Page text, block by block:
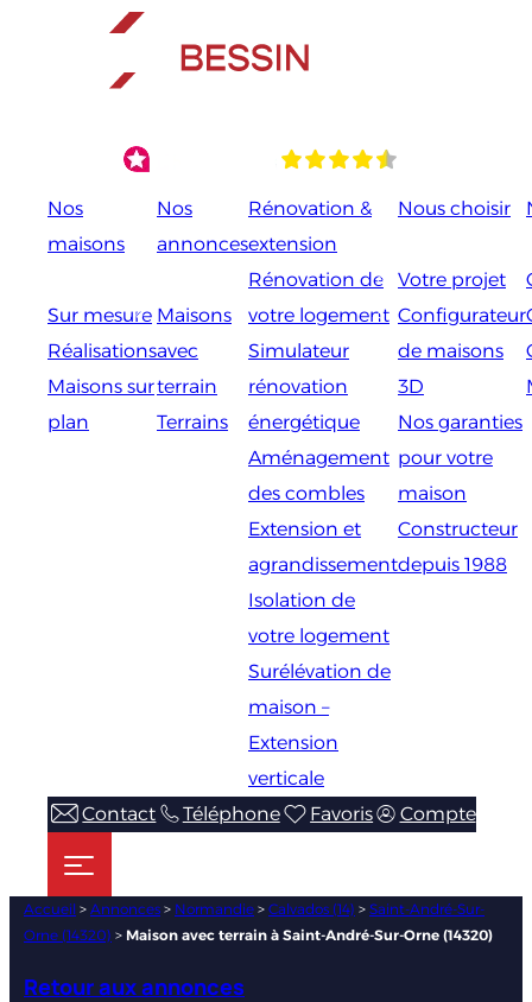
Nos
maisons
Sur mesure
Réalisations
Maisons sur
plan
Nos
annonces
Maisons
avec
terrain
Terrains
Rénovation &
extension
Rénovation de
votre logement
Simulateur
rénovation
énergétique
Aménagement
des combles
Extension et
agrandissement
Isolation de
votre logement
Surélévation de
maison –
Extension
verticale
Nous choisir
Votre projet
Configurateur
de maisons
3D
Nos garanties
pour votre
maison
Constructeur
depuis 1988
Contact Téléphone Favoris Compte
Accueil > Annonces > Normandie > Calvados (14) > Saint-André-Sur-
Orne (14320) > Maison avec terrain à Saint-André-Sur-Orne (14320)
Retour aux annonces